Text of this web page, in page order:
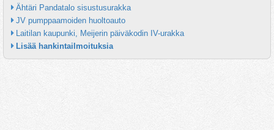
Ähtäri Pandatalo sisustusurakka
JV pumppaamoiden huoltoauto
Laitilan kaupunki, Meijerin päiväkodin IV-urakka
Lisää hankintailmoituksia